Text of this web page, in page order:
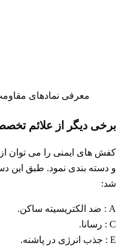
معرفی نمادهای
برخی دیگر از علائم
کفش های ایمنی را می توان
و دسته بندی نمود. طبق این
شد:
A : ضد الکتریسیته ساکن.
C : رسانا.
E : جذب انرژی در پاشنه.